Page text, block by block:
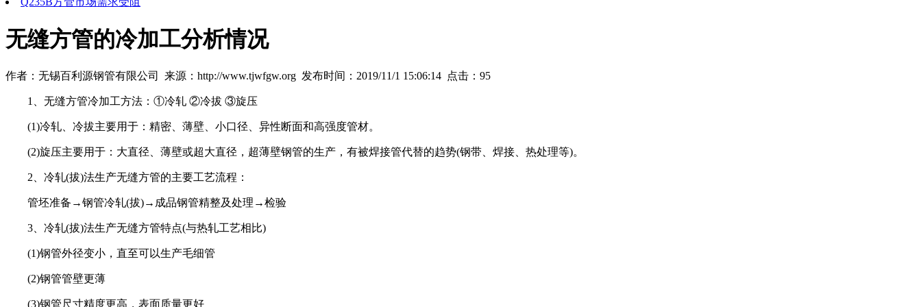
无缝方管的冷加工分析情况
作者：无锡百利源钢管有限公司 来源：http://www.tjwfgw.org 发布时间：2019/11/1 15:06:14 点击： 95
1、无缝方管冷加工方法：①冷轧 ②冷拔 ③旋压
(1)冷轧、冷拔主要用于：精密、薄壁、小口径、异性断面和高强度管材。
(2)旋压主要用于：大直径、薄壁或超大直径，超薄壁钢管的生产，有被焊接管代替的趋势(钢带、焊接、热处理等)。
2、冷轧(拔)法生产无缝方管的主要工艺流程：
管坯准备→钢管冷轧(拔)→成品钢管精整及处理→检验
3、冷轧(拔)法生产无缝方管特点(与热轧工艺相比)
(1)钢管外径变小，直至可以生产毛细管
(2)钢管管壁更薄
(3)钢管尺寸精度更高，表面质量更好